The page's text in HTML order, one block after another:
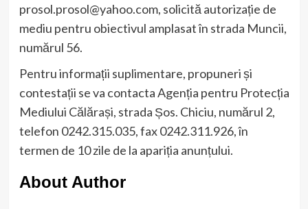
prosol.prosol@yahoo.com, solicită autorizație de
mediu pentru obiectivul amplasat în strada Muncii,
numărul 56.
Pentru informații suplimentare, propuneri și
contestații se va contacta Agenția pentru Protecția
Mediului Călărași, strada Șos. Chiciu, numărul 2,
telefon 0242.315.035, fax 0242.311.926, în
termen de 10 zile de la apariția anunțului.
About Author